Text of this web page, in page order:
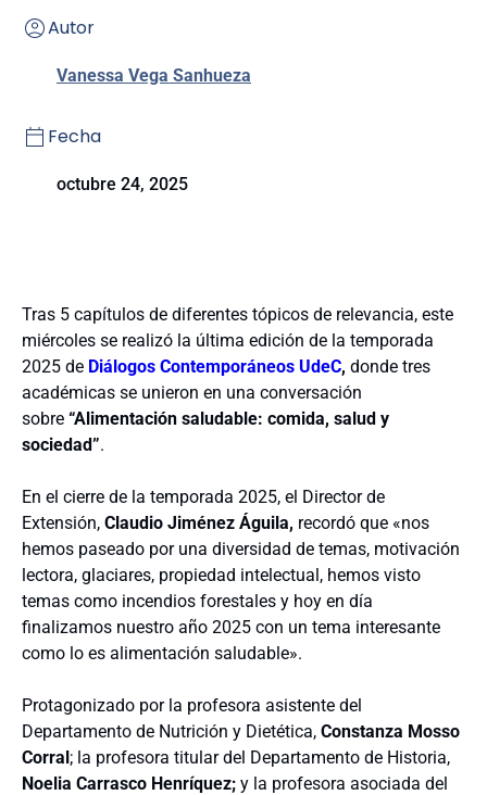
Autor
Vanessa Vega Sanhueza
Fecha
octubre 24, 2025
Tras 5 capítulos de diferentes tópicos de relevancia, este
miércoles se realizó la última edición de la temporada
2025 de Diálogos Contemporáneos UdeC, donde tres
académicas se unieron en una conversación
sobre “Alimentación saludable: comida, salud y
sociedad”.
En el cierre de la temporada 2025, el Director de
Extensión, Claudio Jiménez Águila, recordó que «nos
hemos paseado por una diversidad de temas, motivación
lectora, glaciares, propiedad intelectual, hemos visto
temas como incendios forestales y hoy en día
finalizamos nuestro año 2025 con un tema interesante
como lo es alimentación saludable».
Protagonizado por la profesora asistente del
Departamento de Nutrición y Dietética, Constanza Mosso
Corral; la profesora titular del Departamento de Historia,
Noelia Carrasco Henríquez; y la profesora asociada del